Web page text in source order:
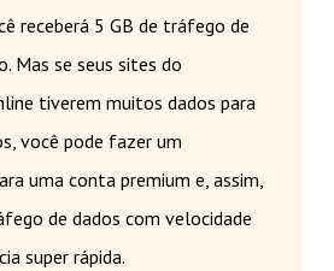
receberá 5 GB de tráfego de
Mas se seus sites do
tiverem muitos dados para
você pode fazer um
uma conta premium e, assim,
de dados com velocidade
super rápida.